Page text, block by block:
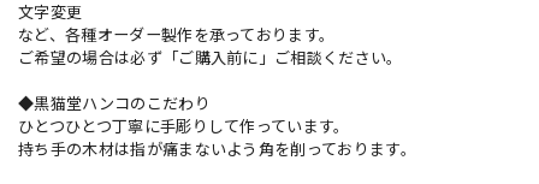
文字変更
など、各種オーダー製作を承っております。
ご希望の場合は必ず「ご購入前に」ご相談ください。
◆黒猫堂ハンコのこだわり
ひとつひとつ丁寧に手彫りして作っています。
持ち手の木材は指が痛まないよう角を削っております。